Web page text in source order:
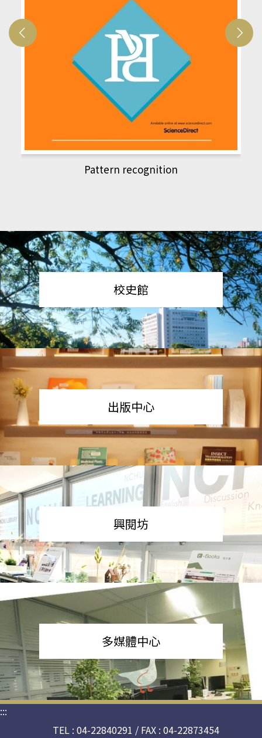
Pattern recognition
校史館
出版中心
興閱坊
多媒體中心
:::
TEL : 04-22840291 / FAX : 04-22873454